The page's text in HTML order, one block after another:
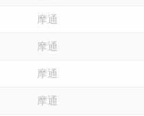
摩通
摩通
摩通
摩通